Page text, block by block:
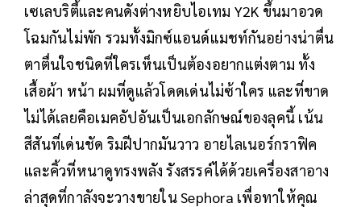
เซเลบริตี้และคนดังต่างหยิบไอเทม Y2K ขึ้นมาอวด
โฉมกันไม่พัก รวมทั้งมิกซ์แอนด์แมชท์กันอย่างน่าตื่น
ตาตื่นใจชนิดที่ใครเห็นเป็นต้องอยากแต่งตาม ทั้ง
เสื้อผ้า หน้า ผมที่ดูแล้วโดดเด่นไม่ซ้าใคร และที่ขาด
ไม่ได้เลยคือเมคอัปอันเป็นเอกลักษณ์ของลุคนี้ เน้น
สีสันที่เด่นชัด ริมฝีปากมันวาว อายไลเนอร์กราฟิค
และคิ้วที่หนาดูทรงพลัง รังสรรค์ได้ด้วยเครื่องสาอาง
ล่าสุดที่กาลังจะวางขายใน Sephora เพื่อทาให้คุณ